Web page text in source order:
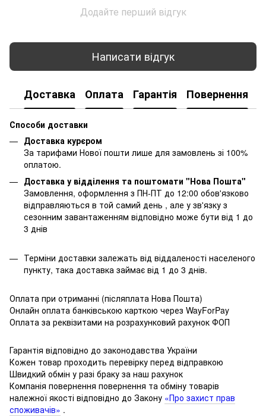
Додайте перший відгук
Написати відгук
Доставка Оплата Гарантія Повернення
Способи доставки
Доставка курєром
За тарифами Нової пошти лише для замовлень зі 100%
оплатою.
Доставка у відділення та поштомати "Нова Пошта"
Замовлення, оформлення з ПН-ПТ до 12:00 обов'язково
відправляються в той самий день , але у зв'язку з
сезонним завантаженням відповідно може бути від 1 до
3 днів
Терміни доставки залежать від віддаленості населеного
пункту, така доставка займає від 1 до 3 днів.
Оплата при отриманні (післяплата Нова Пошта)
Онлайн оплата банківською карткою через WayForPay
Оплата за реквізитами на розрахунковий рахунок ФОП
Гарантія відповідно до законодавства України
Кожен товар проходить перевірку перед відправкою
Швидкий обмін у разі браку за наш рахунок
Компанія повернення повернення та обміну товарів
належної якості відповідно до Закону «Про захист прав
споживачів» .